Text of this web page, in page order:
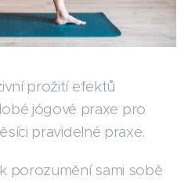
prožití efektů
jógové praxe pro
pravidelné praxe.
porozumění sami sobě